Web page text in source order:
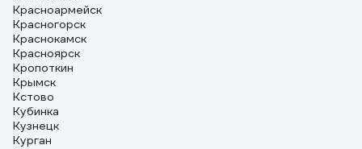
Красноармейск
Красногорск
Краснокамск
Красноярск
Кропоткин
Крымск
Кстово
Кубинка
Кузнецк
Курган